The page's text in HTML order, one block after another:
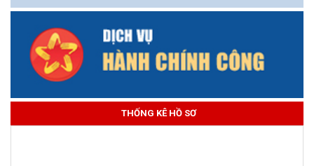
THỐNG KÊ HỒ SƠ